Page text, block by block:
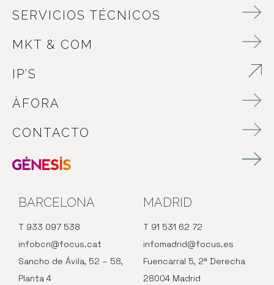
SERVICIOS TÉCNICOS
MKT & COM
IP’S
ÀFORA
CONTACTO
BARCELONA
T 933 097 538
infobcn@focus.cat
Sancho de Ávila, 52 – 58,
Planta 4
MADRID
T 91 531 62 72
infomadrid@focus.es
Fuencarral 5, 2ª Derecha
28004 Madrid